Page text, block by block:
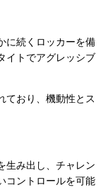
に続くロッカーを備
イトでアグレッシブ
ており、機動性とス
生み出し、チャレン
コントロールを可能